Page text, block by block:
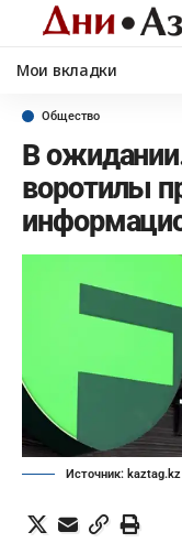
Мои вкладки
Общество
В
воротилы
Источник: kaztag.kz